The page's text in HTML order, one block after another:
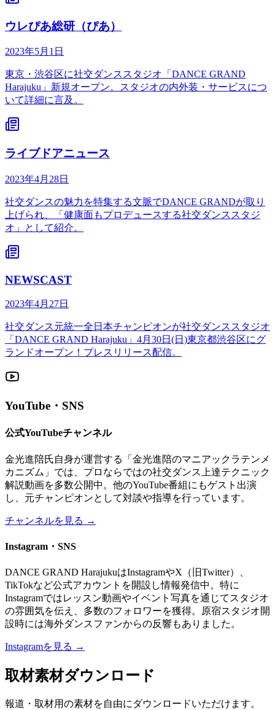
ウレぴあ総研（ぴあ）
2023年5月1日
東京・渋谷区に社交ダンススタジオ「DANCE GRAND
Harajuku」新規オープン。スタジオの内外装・サービスにつ
いて詳細に言及。
ライブドアニュース
2023年4月28日
社交ダンスの魅力を特集する文脈でDANCE GRANDが取り
上げられ、「健康面もプロデュースする社交ダンススタジ
オ」として紹介。
NEWSCAST
2023年4月27日
社交ダンス元統一全日本チャンピオンが社交ダンススタジオ
「DANCE GRAND Harajuku」4月30日(日)東京都渋谷区にグ
ランドオープン！プレスリリース配信。
YouTube・SNS
公式YouTubeチャンネル
金光進陪氏自身が運営する「金光進陪のマニアックラテンメ
カニズム」では、プロならではの社交ダンス上達テクニック
解説動画を多数公開中。他のYouTube番組にもゲスト出演
し、元チャンピオンとして対談や指導を行っています。
チャンネルを見る →
Instagram・SNS
DANCE GRAND HarajukuはInstagramやX（旧Twitter）、
TikTokなど公式アカウントを開設し情報発信中。特に
Instagramではレッスン動画やイベント写真を通じてスタジオ
の雰囲気を伝え、多数のフォロワーを獲得。原宿スタジオ開
設時には海外ダンスファンからの反響もありました。
Instagramを見る →
取材素材ダウンロード
報道・取材用の素材を自由にダウンロードいただけます。